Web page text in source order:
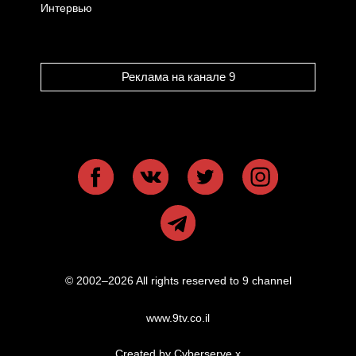
Интервью
Реклама на канале 9
© 2002–2026 All rights reserved to 9 channel
www.9tv.co.il